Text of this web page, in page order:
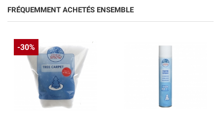
FRÉQUEMMENT ACHETÉS ENSEMBLE
-30%